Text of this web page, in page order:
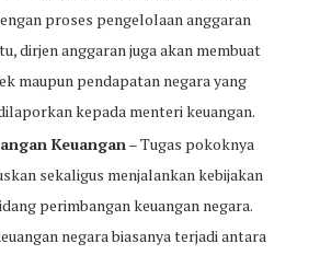
proses pengelolaan anggaran
dirjen anggaran juga akan membuat
maupun pendapatan negara yang
kepada menteri keuangan.
Keuangan– Tugas pokoknya
sekaligus menjalankan kebijakan
perimbangan keuangan negara.
negara biasanya terjadi antara